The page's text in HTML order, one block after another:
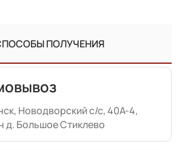
ПОЛУЧЕНИЯ
Новодворский с/с, 40А-4,
д. Большое Стиклево